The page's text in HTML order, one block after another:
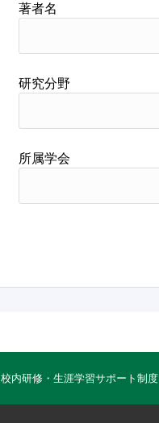
著者名
研究分野
所属学会
校内研修・生涯学習サポート制度